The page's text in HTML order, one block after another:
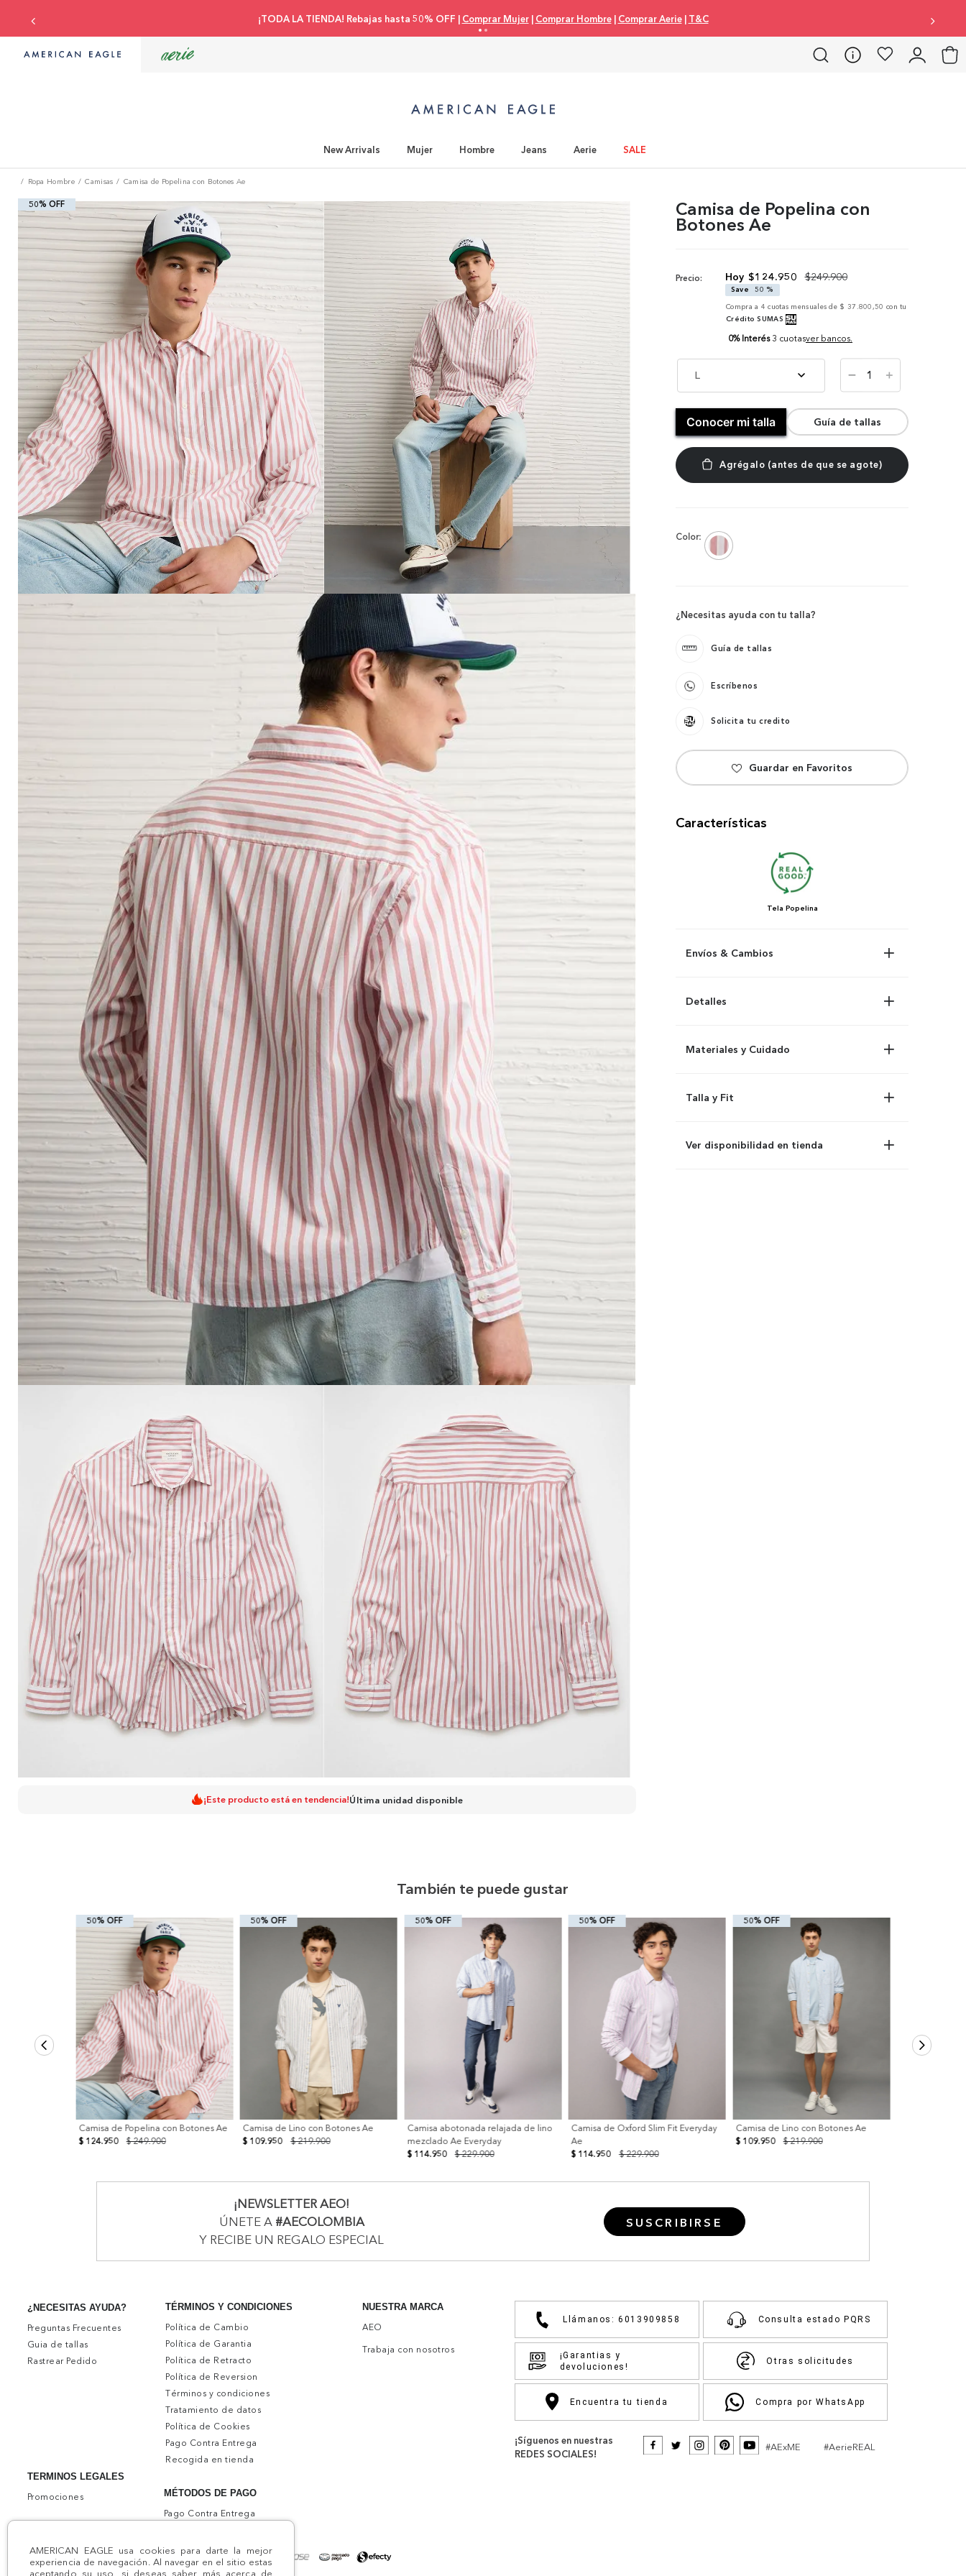
AMERICAN EAGLE usa cookies para darte la mejor
experiencia de navegación. Al navegar en el sitio estas
aceptando su uso, si deseas saber más acerca de
¡TODA LA TIENDA! Rebajas hasta 50% OFF | Comprar Mujer| Comprar Hombre| Comprar Aerie| T&C
New Arrivals Mujer Hombre Jeans Aerie SALE
Ropa Hombre Camisas Camisa de Popelina con Botones Ae
50% OFF
¡Este producto está en tendencia!Última unidad disponible
Camisa de Popelina con
Botones Ae
Precio: $124.950 $249.900
Save
50 %
Compra a 4 cuotas mensuales de $ 37.800,50 con tu
Crédito SUMAS
0% Interés 3 cuotasver bancos.
L ＋
－
Conocer mi talla Guía de tallas
Color:
¿Necesitas ayuda con tu talla?
Guía de tallas
Escríbenos
Solicita tu credito
Características
Tela Popelina
Envíos & Cambios
Detalles
Materiales y Cuidado
Talla y Fit
Ver disponibilidad en tienda
También te puede gustar
50% OFF
Camisa de Popelina con Botones Ae
$ 249.900
$ 124.950
50% OFF
Camisa de Lino con Botones Ae
$ 219.900
$ 109.950
50% OFF
Camisa abotonada relajada de lino
mezclado Ae Everyday
$ 229.900
$ 114.950
50% OFF
Camisa de Oxford Slim Fit Everyday
Ae
$ 229.900
$ 114.950
50% OFF
Camisa de Lino con Botones Ae
$ 219.900
$ 109.950
¡NEWSLETTER AEO!
ÚNETE A #AECOLOMBIA
Y RECIBE UN REGALO ESPECIAL
SUSCRIBIRSE
¿NECESITAS AYUDA?
Preguntas Frecuentes
Guia de tallas
Rastrear Pedido
TERMINOS LEGALES
Promociones
TÉRMINOS Y CONDICIONES
Política de Cambio
Política de Garantia
Política de Retracto
Política de Reversion
Términos y condiciones
Tratamiento de datos
Política de Cookies
Pago Contra Entrega
Recogida en tienda
NUESTRA MARCA
AEO
Trabaja con nosotros
MÉTODOS DE PAGO
Pago Contra Entrega
Llámanos: 6013909858 Consulta estado PQRS
¡Garantias y
devoluciones!
Otras solicitudes
Encuentra tu tienda Compra por WhatsApp
¡Síguenos en nuestras
REDES SOCIALES!
#AExME #AerieREAL